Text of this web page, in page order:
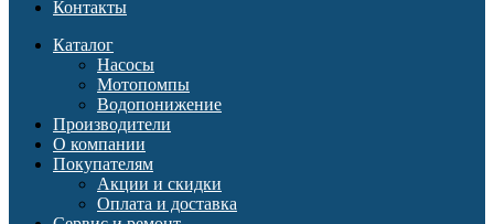
Контакты
Каталог
Насосы
Мотопомпы
Водопонижение
Производители
О компании
Покупателям
Акции и скидки
Оплата и доставка